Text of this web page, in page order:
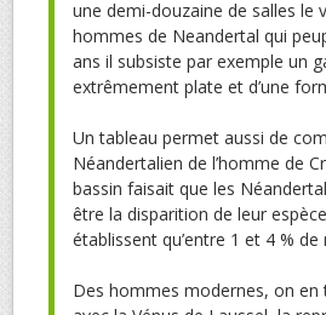
une demi-douzaine de salles le
hommes de Neandertal qui
ans il subsiste par exemple un
extrêmement plate et d’une
Un tableau permet aussi de
Néandertalien de l’homme de
bassin faisait que les
être la disparition de leur
établissent qu’entre 1 et 4 %
Des hommes modernes, on